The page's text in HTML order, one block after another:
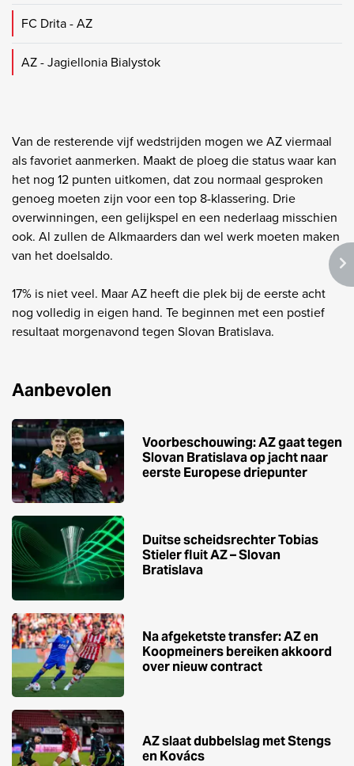
FC Drita - AZ
AZ - Jagiellonia Bialystok
Van de resterende vijf wedstrijden mogen we AZ viermaal
als favoriet aanmerken. Maakt de ploeg die status waar kan
het nog 12 punten uitkomen, dat zou normaal gesproken
genoeg moeten zijn voor een top 8-klassering. Drie
overwinningen, een gelijkspel en een nederlaag misschien
ook. Al zullen de Alkmaarders dan wel werk moeten maken
van het doelsaldo.
17% is niet veel. Maar AZ heeft die plek bij de eerste acht
nog volledig in eigen hand. Te beginnen met een postief
resultaat morgenavond tegen Slovan Bratislava.
Aanbevolen
Voorbeschouwing: AZ gaat tegen
Slovan Bratislava op jacht naar
eerste Europese driepunter
Duitse scheidsrechter Tobias
Stieler fluit AZ – Slovan
Bratislava
Na afgeketste transfer: AZ en
Koopmeiners bereiken akkoord
over nieuw contract
AZ slaat dubbelslag met Stengs
en Kovács